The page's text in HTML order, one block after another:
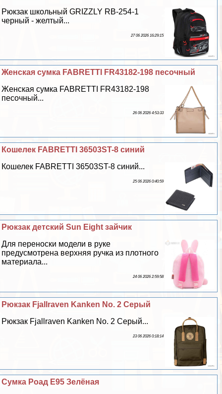
Рюкзак школьный GRIZZLY RB-254-1
черный - желтый...
27 06 2026 16:29:15
Женская сумка FABRETTI FR43182-198 песочный
Женская сумка FABRETTI FR43182-198
песочный...
26 06 2026 4:53:33
Кошелек FABRETTI 36503ST-8 синий
Кошелек FABRETTI 36503ST-8 синий...
25 06 2026 0:40:59
Рюкзак детский Sun Eight зайчик
Для переноски модели в руке
предусмотрена верхняя ручка из плотного
материала...
24 06 2026 2:59:58
Рюкзак Fjallraven Kanken No. 2 Серый
Рюкзак Fjallraven Kanken No. 2 Серый...
23 06 2026 0:18:14
Сумка Роад Е95 Зелёная